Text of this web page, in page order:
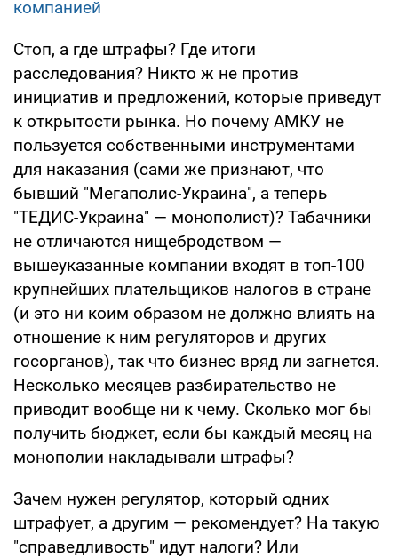
компанией
Стоп, а где штрафы? Где итоги
расследования? Никто ж не против
инициатив и предложений, которые приведут
к открытости рынка. Но почему АМКУ не
пользуется собственными инструментами
для наказания (сами же признают, что
бывший "Мегаполис-Украина", а теперь
"ТЕДИС-Украина" — монополист)? Табачники
не отличаются нищебродством —
вышеуказанные компании входят в топ-100
крупнейших плательщиков налогов в стране
(и это ни коим образом не должно влиять на
отношение к ним регуляторов и других
госорганов), так что бизнес вряд ли загнется.
Несколько месяцев разбирательство не
приводит вообще ни к чему. Сколько мог бы
получить бюджет, если бы каждый месяц на
монополии накладывали штрафы?
Зачем нужен регулятор, который одних
штрафует, а другим — рекомендует? На такую
"справедливость" идут налоги? Или